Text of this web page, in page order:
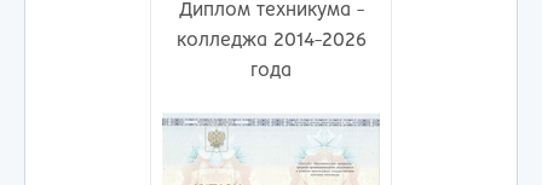
Диплом техникума -
колледжа 2014-2026
года